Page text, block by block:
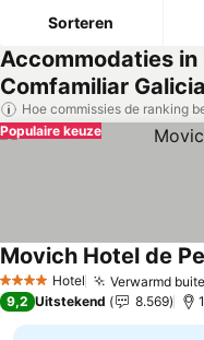
Sorteren
Accommodaties
Comfamiliar
Hoe commissies de ranking
Populaire keuze
4 SterrenHotel Verwarmd
Movich Hotel de
9,2 Uitstekend 8.569